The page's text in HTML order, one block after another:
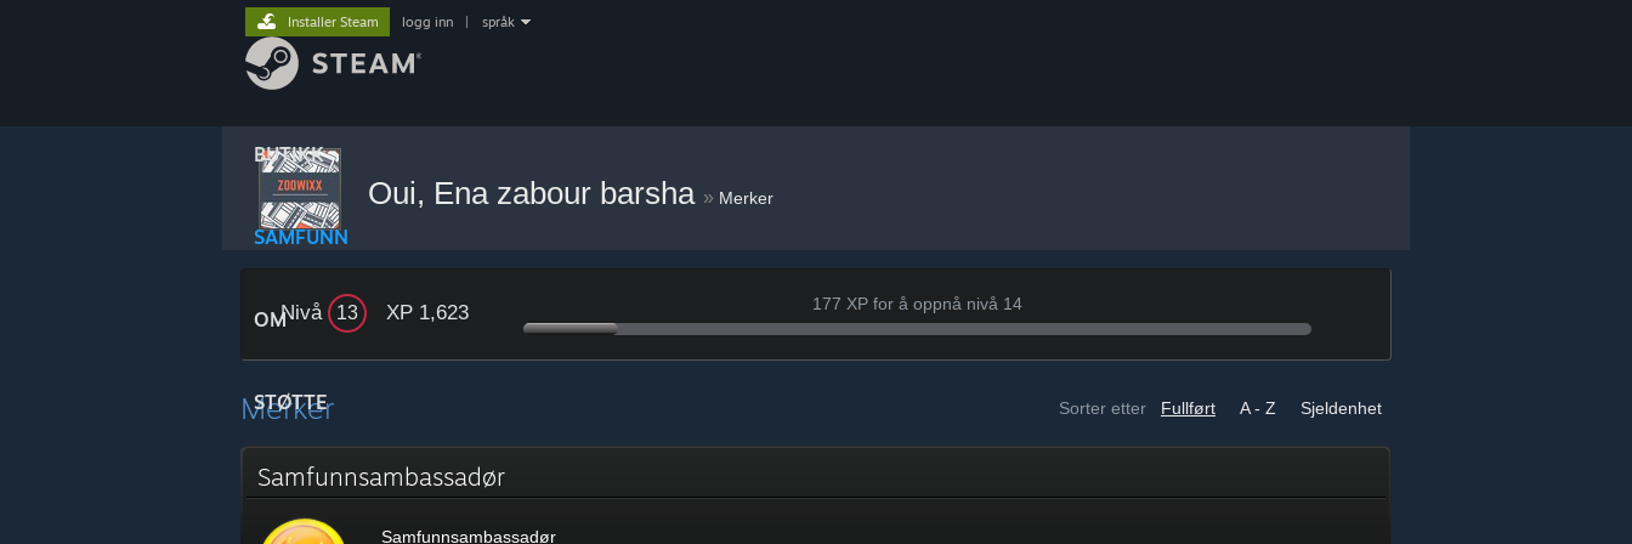
BUTIKK
SAMFUNN
OM
STØTTE
Installer Steam logg inn språk
Oui, Ena zabour barsha » Merker
Nivå 13 XP 1,623 177 XP for å oppnå nivå 14
Sorter etter Fullført A - Z Sjeldenhet
Merker
Samfunnsambassadør
Samfunnsambassadør